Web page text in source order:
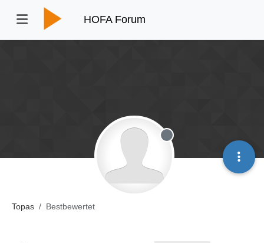
HOFA Forum
Topas Bestbewertet
Offline